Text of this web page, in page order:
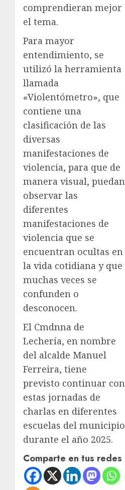
comprendieran mejor
el tema.
Para mayor
entendimiento, se
utilizó la herramienta
llamada
«Violentómetro», que
contiene una
clasificación de las
diversas
manifestaciones de
violencia, para que de
manera visual, puedan
observar las
diferentes
manifestaciones de
violencia que se
encuentran ocultas en
la vida cotidiana y que
muchas veces se
confunden o
desconocen.
El Cmdnna de
Lechería, en nombre
del alcalde Manuel
Ferreira, tiene
previsto continuar con
estas jornadas de
charlas en diferentes
escuelas del municipio
durante el año 2025.
Comparte en tus redes